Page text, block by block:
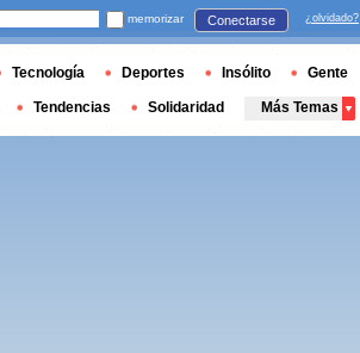
memorizar Conectarse ¿olvidado?
Tecnología Deportes Insólito Gente
Tendencias Solidaridad Más Temas